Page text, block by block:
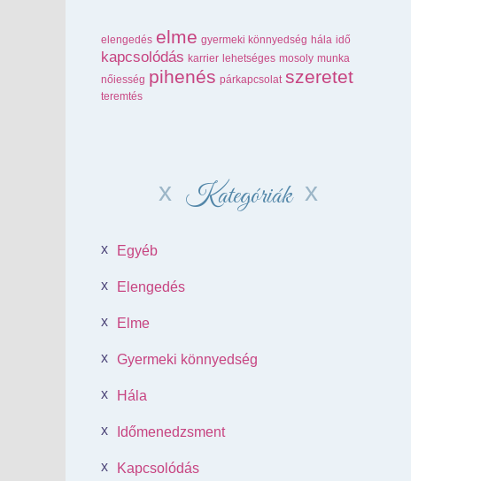
elengedés elme gyermeki könnyedség hála idő
kapcsolódás karrier lehetséges mosoly munka
nőiesség pihenés párkapcsolat szeretet
teremtés
Kategóriák
Egyéb
Elengedés
Elme
Gyermeki könnyedség
Hála
Időmenedzsment
Kapcsolódás